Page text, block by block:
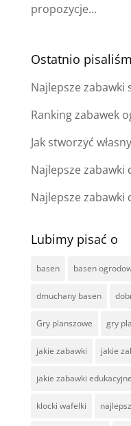
propozycje...
Ostatnio
Najlepsze zabawki
Ranking zabawek
Jak stworzyć
Najlepsze zabawki
Najlepsze zabawki
Lubimy pisać o
basen basen
dmuchany basen
Gry planszowe gry
jakie zabawki jakie
jakie zabawki edukacyjne
klocki wafelki